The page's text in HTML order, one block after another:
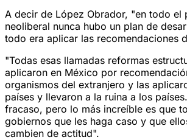
A decir de López Obrador, "en todo el
neoliberal nunca hubo un plan de
todo era aplicar las recomendaciones
"Todas esas llamadas reformas
aplicaron en México por
organismos del extranjero y las
países y llevaron a la ruina a los
fracaso, pero lo más increíble es que
gobiernos que les haga caso y que
cambien de actitud".